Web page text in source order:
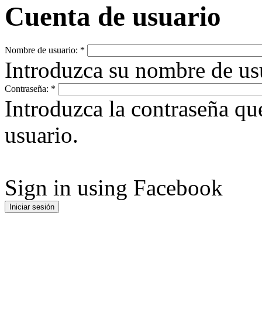
Cuenta de usuario
Nombre de usuario: *
Introduzca su nombre de
Contraseña: *
Introduzca la contraseña
usuario.
Sign in using Facebook